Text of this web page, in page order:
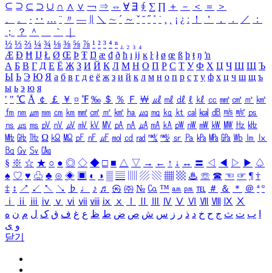
⊆ ⊇ ⊂ ⊃ ∪ ∩ ∧ ∨ ￢ ⇒ ⇔ ∀ ∃ ∮ ∑ ∏ ＋ － ＜ ＝
＞
、
。 · ‥ … ¨ 〃 ― ＼ ∼ ´ ～ ˇ ˘ ˝ ˚ ˙ ¸ ¡ ¿ ː ！ ＇ ， ． ／
：
；
？ ＾ ｀
½ ⅓ ⅔ ¼ ¾ ⅛ ⅜ ⅝ ⅞ ¹ ² ³ ⁴ ⁿ ₁ ₂ ₃ ₄
Æ Ð Ħ Ĳ Ł Ø Œ Þ Ŧ Ŋ æ đ ð ħ ı ĳ ĸ ŀ ł ø œ ß þ ŧ ŋ ŉ
А Б В Г Д Е Ё Ж З И Й К Л М Н О П Р С Т У Ф Х Ц Ч Ш Щ Ъ
Ы Ь Э Ю Я а б в г д е ё ж з и й к л м н о п р с т у ф х ц ч ш щ ъ
ы ь э ю я
′ ″ ℃ Å ￠ ￡ ￥ ¤ ℉ ‰ ＄ ％ Ｆ ￦ ㎕ ㎖ ㎗ ℓ ㎘ ㏄ ㎣ ㎤ ㎥ ㎦
㎙ ㎚ ㎛ ㎜ ㎝ ㎞ ㎟ ㎠ ㎡ ㎢ ㏊ ㎍ ㎎ ㎏ ㏏ ㎈ ㎉ ㏈ ㎧ ㎨ ㎰
㎱ ㎲ ㎳ ㎴ ㎵ ㎶ ㎷ ㎸ ㎹ ㎀ ㎁ ㎂ ㎃ ㎄ ㎺ ㎻ ㎽ ㎾ ㎿ ㎐ ㎑
㎒ ㎓ ㎔ Ω ㏀ ㏁ ㎊ ㎋ ㎌ ㏖ ㏅ ㎭ ㎮ ㎯ ㏛ ㎩ ㎪ ㎫ ㎬ ㏝ ㏐
㏓
㏃ ㏉ ㏜ ㏆
§ ※ ☆ ★ ○ ● ◎ ◇ ◆ □ ■ △ ▽ → ← ↑ ↓ ↔ 〓 ◁ ◀ ▷ ▶ ♤
♠ ♡ ♥ ♧ ♣ ⊙ ◈ ▣ ◐ ◑ ▒ ▤ ▨ ▧ ▦ ▩ ♨ ☏ ☎ ☜ ☞ ¶ †
‡ ↕ ↗ ↙ ↖ ↘ ♭ ♩ ♪ ♬ ㉿ ㈜ № ㏇ ™ ㏂ ㏘ ℡ ＃ ＆ ＊ ＠ ª º
ⅰ
ⅱ ⅲ ⅳ ⅴ ⅵ ⅶ ⅷ ⅸ ⅹ Ⅳ Ⅴ Ⅵ Ⅶ Ⅷ Ⅸ Ⅹ
ب ت ث ج ح خ د ذ ر ز س ش ص ض ط ظ ع غ ف ق ک ل م ن ه
و ی
닫기